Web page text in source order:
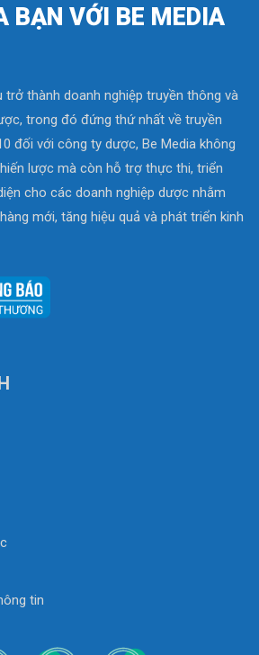
BẠN VỚI BE MEDIA
trở thành doanh nghiệp truyền thông và
trong đó đứng thứ nhất về truyền
đối với công ty dược, Be Media không
lược mà còn hỗ trợ thực thi, triển
cho các doanh nghiệp dược nhằm
mới, tăng hiệu quả và phát triển kinh
tin